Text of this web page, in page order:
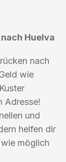
nach Huelva
nach
wie
Adresse!
und
helfen dir
möglich